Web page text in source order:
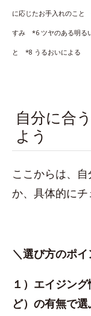
に応じたお手入れのこ
すみ *6 ツヤのある明る
と *8 うるおいによる
自分に合
よう
ここからは、
か、具体的にチ
＼選び方のポイ
１）エイジン
ど）の有無で選